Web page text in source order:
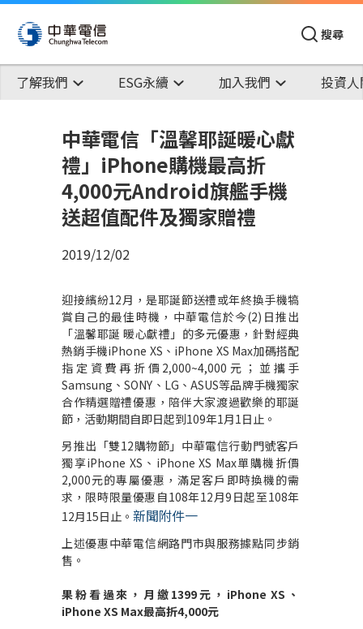
搜尋
了解我們 ESG永續 加入我們 投資
中華電信「溫馨耶誕暖心獻
禮」iPhone購機最高折
4,000元Android旗艦手機
送超值配件及獨家贈禮
2019/12/02
迎接繽紛12月，是耶誕節送禮或年終換手機犒
賞自己的最佳時機，中華電信於今(2) 日推出
「溫馨耶誕 暖心獻禮」的多元優惠，針對經典
熱銷手機iPhone XS 、 iPhone XS Max加碼搭配
指定資費再折價 2,000~4,000 元；並攜手
Samsung 、SONY 、 LG 、ASUS等品牌手機獨家
合作精選贈禮優惠，陪伴大家渡過歡樂的耶誕
節，活動期間自即日起到109年1月1日止。
另推出「雙12購物節」中華電信行動門號客戶
獨享iPhone XS 、 iPhone XS Max單購機折價
2,000元的專屬優惠，滿足客戶即時換機的需
求，限時限量優惠自108年12月9 日起至108年
12月15日止。 新聞附件一
上述優惠中華電信網路門市與服務據點同步銷
售。
果粉看過來，月繳 1399元， iPhone XS 、
iPhone XS Max最高折4,000元